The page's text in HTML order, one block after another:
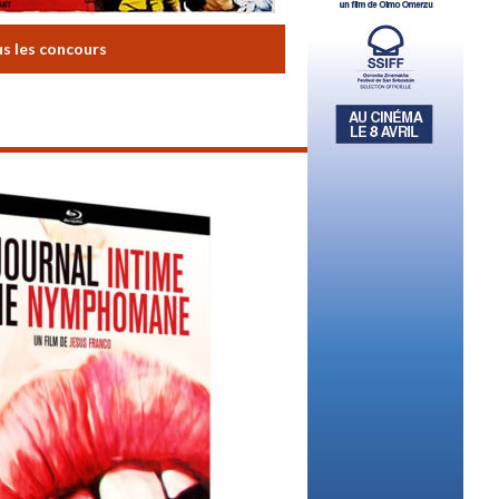
les concours